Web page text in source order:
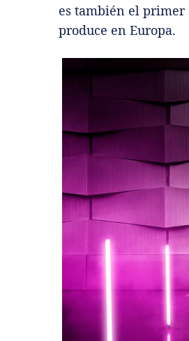
es también el
produce en Europa.